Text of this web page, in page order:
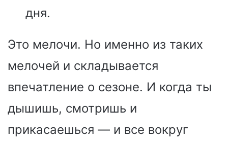
дня.
Это мелочи. Но именно из таких
мелочей и складывается
впечатление о сезоне. И когда ты
дышишь, смотришь и
прикасаешься — и все вокруг